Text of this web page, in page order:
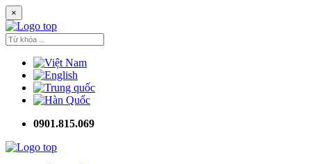
×
0901.815.069